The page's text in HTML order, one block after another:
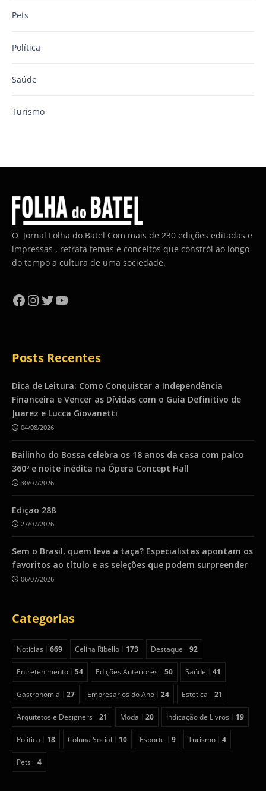
Pets
Política
Saúde
Turismo
O Jornal Folha do Batel Com mais de 230 edições editadas e
impressas , retrata temas e conceitos que constrói ao longo
do tempo a cultura de uma sociedade.
Facebook
Instagram
Twitter
YouTube
Posts Recentes
Dica de Leitura: Como Conquistar a Independência
Financeira e Vencer as Dívidas com o Guia Definitivo de
Juarez e Lucca Giovanetti
04/08/2026
Bailinho do Bossa celebra os 18 anos da casa com palco
360º e noite inédita na Ópera Concept Hall
30/07/2026
Ediçao 288
27/07/2026
Sem o Brasil, quem leva a taça? Especialistas apontam os
favoritos ao título e as seleções que podem surpreender
06/07/2026
Categorias
Notícias 669 Celina Ribello 173 Destaque 92
Entretenimento 54 Edições Anteriores 50 Saúde 41
Gastronomia 27 Empresarios do Ano 24 Estética 21
Arquitetos e Designers 21 Moda 20 Indicação de Livros 19
Política 18 Coluna Social 10 Esporte 9 Turismo 4
Pets 4